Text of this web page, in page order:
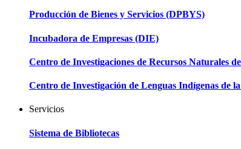
Producción de Bienes y Servicios (DPBYS)
Incubadora de Empresas (DIE)
Centro de Investigaciones de Recursos Naturales
Centro de Investigación de Lenguas Indígenas de
Servicios
Sistema de Bibliotecas